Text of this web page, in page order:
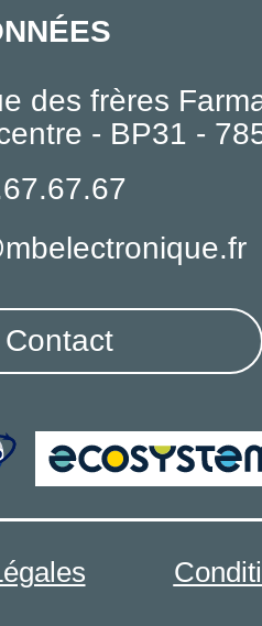
des frères
- BP31 -
Contact